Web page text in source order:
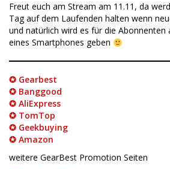
Freut euch am Stream am 11.11, da
Tag auf dem Laufenden halten wenn
und natürlich wird es für die Abonnenten
eines Smartphones geben
✪ Gearbest
✪ Banggood
✪ AliExpress
✪ TomTop
✪ Geekbuying
✪ Amazon
weitere GearBest Promotion Seiten